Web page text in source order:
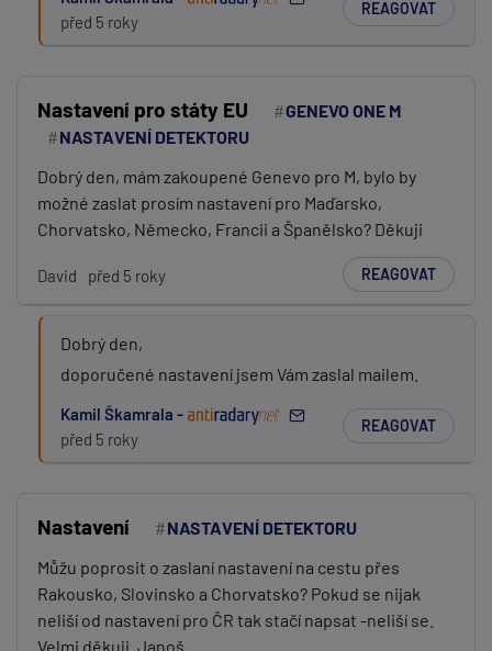
před 5 roky
REAGOVAT
Nastavení pro státy EU
GENEVO ONE M
NASTAVENÍ DETEKTORU
Dobrý den, mám zakoupené Genevo pro M, bylo by
možné zaslat prosím nastavení pro Maďarsko,
Chorvatsko, Německo, Francii a Španělsko? Děkuji
David před 5 roky REAGOVAT
Dobrý den,
doporučené nastavení jsem Vám zaslal mailem.
Kamil Škamrala -
před 5 roky
REAGOVAT
Nastavení
NASTAVENÍ DETEKTORU
Můžu poprosit o zaslaní nastavení na cestu přes
Rakousko, Slovinsko a Chorvatsko? Pokud se nijak
neliší od nastavení pro ČR tak stačí napsat -neliší se.
Velmi děkuji. Janoš